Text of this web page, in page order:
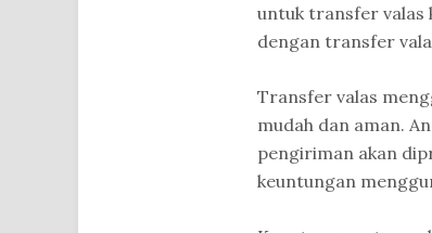
untuk transfer valas
dengan transfer
Transfer valas
mudah dan aman.
pengiriman akan
keuntungan